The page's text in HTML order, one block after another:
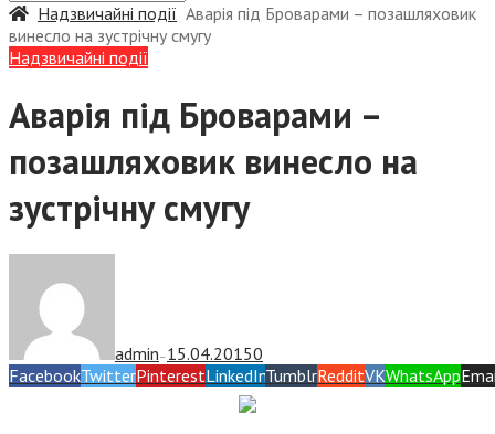
Надзвичайні події Аварія під Броварами – позашляховик
винесло на зустрічну смугу
Надзвичайні події
Аварія під Броварами –
позашляховик винесло на
зустрічну смугу
admin — 15.04.20150
FacebookTwitterPinterestLinkedInTumblrRedditVKWhatsApp